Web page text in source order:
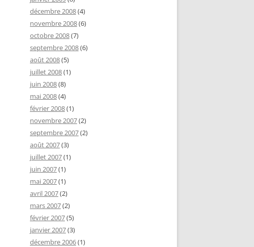
décembre 2008(4)
novembre 2008(6)
octobre 2008(7)
septembre 2008(6)
août 2008(5)
juillet 2008(1)
juin 2008(8)
mai 2008(4)
février 2008(1)
novembre 2007(2)
septembre 2007(2)
août 2007(3)
juillet 2007(1)
juin 2007(1)
mai 2007(1)
avril 2007(2)
mars 2007(2)
février 2007(5)
janvier 2007(3)
décembre 2006(1)